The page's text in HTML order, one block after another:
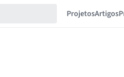
ProjetosArtigos